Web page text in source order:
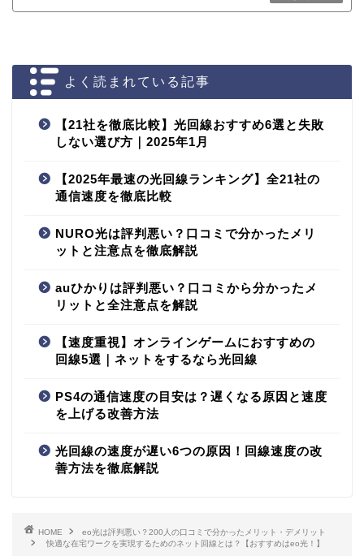
よく読まれている記事
【21社を徹底比較】光回線おすすめ6選と失敗
しない選び方｜2025年1月
【2025年最速の光回線ランキング】全21社の
通信速度を徹底比較
NURO光は評判悪い？口コミで分かったメリ
ットと注意点を徹底解説
auひかりは評判悪い？口コミから分かったメ
リットと全注意点を解説
【速度重視】オンラインゲームにおすすめの
回線5選｜ネットをするなら光回線
PS4の通信速度の目安は？遅くなる原因と速度
を上げる改善方法
光回線の速度が遅い6つの原因！回線速度の改
善方法を徹底解説
HOME
eo光は評判悪い？200人の口コミで分かったメリット・デメリット
快適な在宅ワークを実現するためのネット回線とは？【おすすめはeo光！】